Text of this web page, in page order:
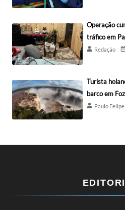
Operação
tráfico em
Redação
Turista
barco em
Paulo Felipe